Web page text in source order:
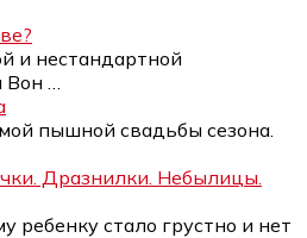
и нестандартной
Вон
пышной свадьбы сезона.
Дразнилки. Небылицы.
ребенку стало грустно и нет